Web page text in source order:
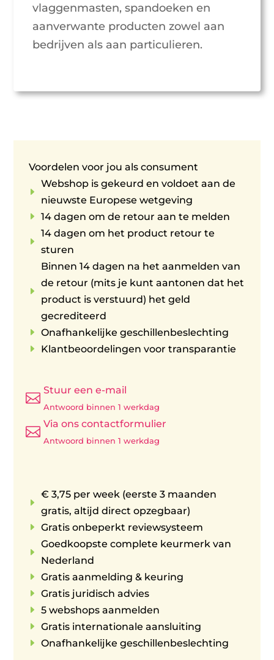
vlaggenmasten, spandoeken en
aanverwante producten zowel aan
bedrijven als aan particulieren.
Voordelen voor jou als consument
E
Webshop is gekeurd en voldoet aan de
nieuwste Europese wetgeving
E 14 dagen om de retour aan te melden
E
14 dagen om het product retour te
sturen
E
Binnen 14 dagen na het aanmelden van
de retour (mits je kunt aantonen dat het
product is verstuurd) het geld
gecrediteerd
E Onafhankelijke geschillenbeslechting
E Klantbeoordelingen voor transparantie

Stuur een e-mail
Antwoord binnen 1 werkdag

Via ons contactformulier
Antwoord binnen 1 werkdag
E
€ 3,75 per week (eerste 3 maanden
gratis, altijd direct opzegbaar)
E Gratis onbeperkt reviewsysteem
E
Goedkoopste complete keurmerk van
Nederland
E Gratis aanmelding & keuring
E Gratis juridisch advies
E 5 webshops aanmelden
E Gratis internationale aansluiting
E Onafhankelijke geschillenbeslechting